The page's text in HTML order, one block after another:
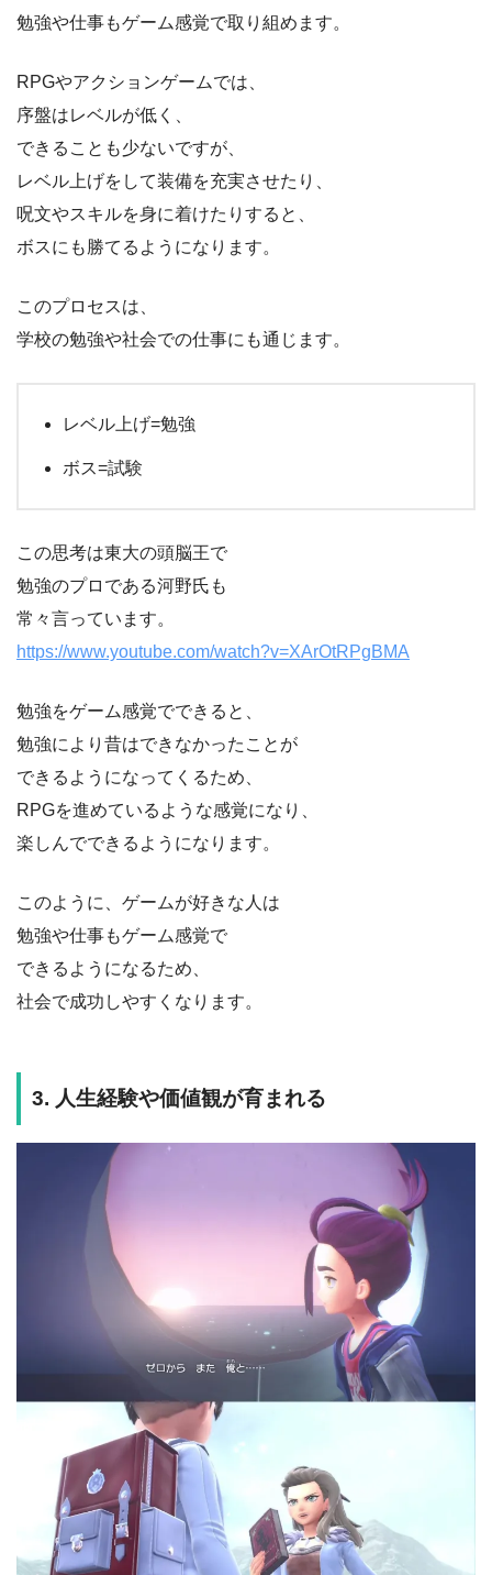
勉強や仕事もゲーム感覚で取り組めます。
RPGやアクションゲームでは、
序盤はレベルが低く、
できることも少ないですが、
レベル上げをして装備を充実させたり、
呪文やスキルを身に着けたりすると、
ボスにも勝てるようになります。
このプロセスは、
学校の勉強や社会での仕事にも通じます。
レベル上げ=勉強
ボス=試験
この思考は東大の頭脳王で
勉強のプロである河野氏も
常々言っています。
https://www.youtube.com/watch?v=XArOtRPgBMA
勉強をゲーム感覚でできると、
勉強により昔はできなかったことが
できるようになってくるため、
RPGを進めているような感覚になり、
楽しんでできるようになります。
このように、ゲームが好きな人は
勉強や仕事もゲーム感覚で
できるようになるため、
社会で成功しやすくなります。
3. 人生経験や価値観が育まれる